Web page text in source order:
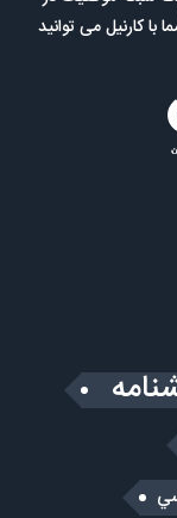
کارنیل می توانید